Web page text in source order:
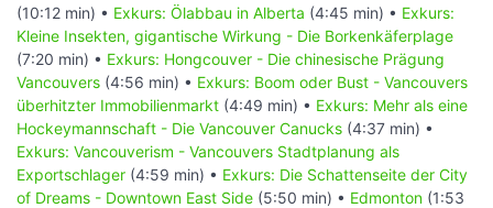
(10:12 min) • Exkurs: Ölabbau in Alberta (4:45 min) • Exkurs:
Kleine Insekten, gigantische Wirkung - Die Borkenkäferplage
(7:20 min) • Exkurs: Hongcouver - Die chinesische Prägung
Vancouvers (4:56 min) • Exkurs: Boom oder Bust - Vancouvers
überhitzter Immobilienmarkt (4:49 min) • Exkurs: Mehr als eine
Hockeymannschaft - Die Vancouver Canucks (4:37 min) •
Exkurs: Vancouverism - Vancouvers Stadtplanung als
Exportschlager (4:59 min) • Exkurs: Die Schattenseite der City
of Dreams - Downtown East Side (5:50 min) • Edmonton (1:53